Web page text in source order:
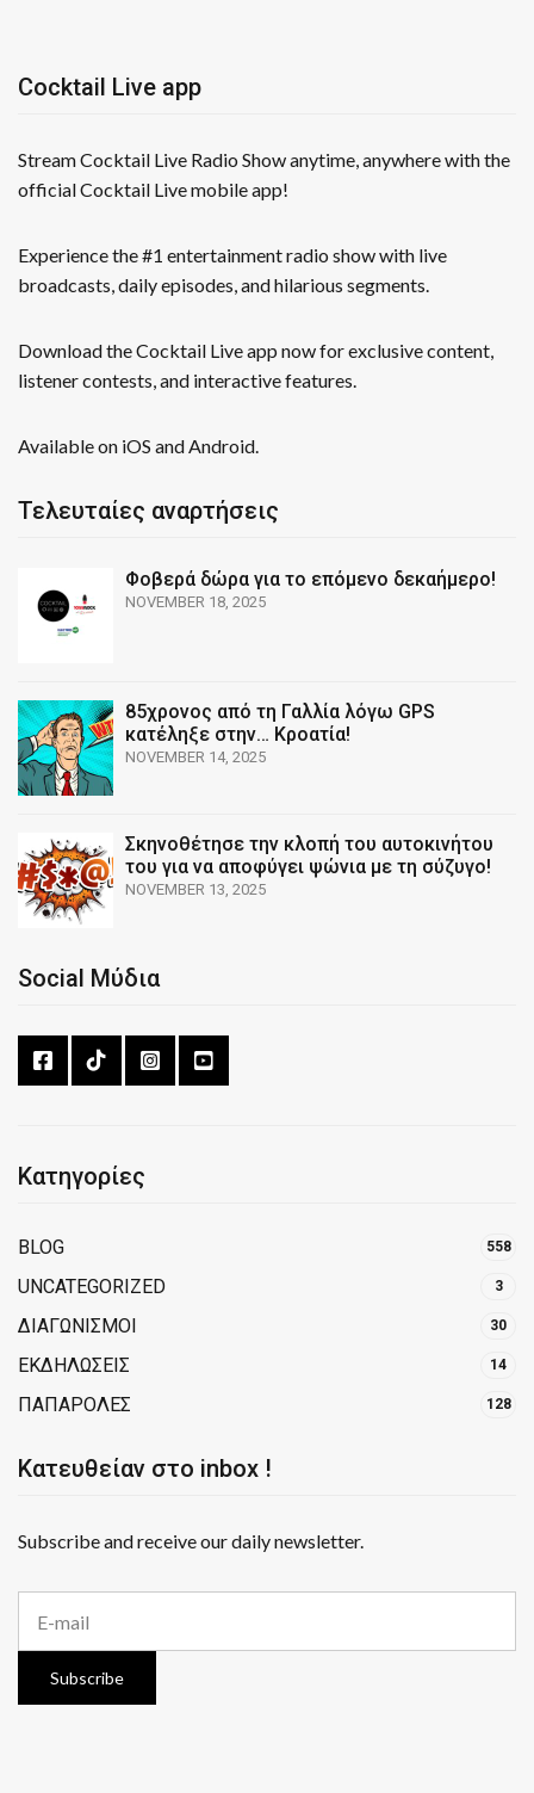
Cocktail Live app
Stream Cocktail Live Radio Show anytime, anywhere with the
official Cocktail Live mobile app!
Experience the #1 entertainment radio show with live
broadcasts, daily episodes, and hilarious segments.
Download the Cocktail Live app now for exclusive content,
listener contests, and interactive features.
Available on iOS and Android.
Τελευταίες αναρτήσεις
Φοβερά δώρα για το επόμενο δεκαήμερο!
NOVEMBER 18, 2025
85χρονος από τη Γαλλία λόγω GPS
κατέληξε στην… Κροατία!
NOVEMBER 14, 2025
Σκηνοθέτησε την κλοπή του αυτοκινήτου
του για να αποφύγει ψώνια με τη σύζυγο!
NOVEMBER 13, 2025
Social Μύδια
Κατηγορίες
BLOG 558
UNCATEGORIZED 3
ΔΙΑΓΩΝΙΣΜΟΙ 30
ΕΚΔΗΛΩΣΕΙΣ 14
ΠΑΠΑΡΟΛΕΣ 128
Κατευθείαν στο inbox !
Subscribe and receive our daily newsletter.
a
Subscribe